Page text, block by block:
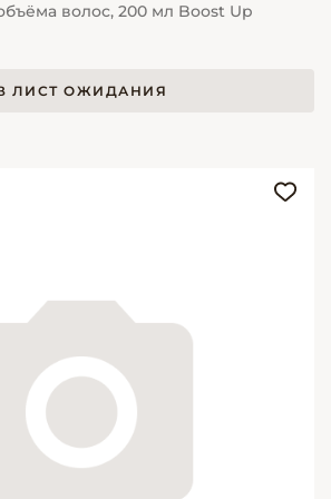
волос, 200 мл Boost Up
ЛИСТ ОЖИДАНИЯ